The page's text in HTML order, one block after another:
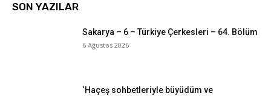
SON YAZILAR
Sakarya – 6 – Türkiye Çerkesleri – 64. Bölüm
6 Ağustos 2026
‘Haçeş sohbetleriyle büyüdüm ve